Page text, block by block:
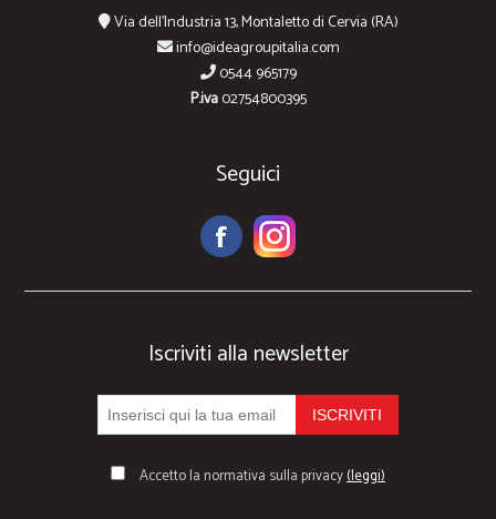
Via dell'Industria 13, Montaletto di Cervia (RA)
info@ideagroupitalia.com
0544 965179
P.iva02754800395
Seguici
Iscriviti alla newsletter
Accetto la normativa sulla privacy(leggi)